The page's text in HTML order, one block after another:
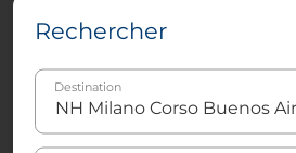
2
Rechercher
Destination